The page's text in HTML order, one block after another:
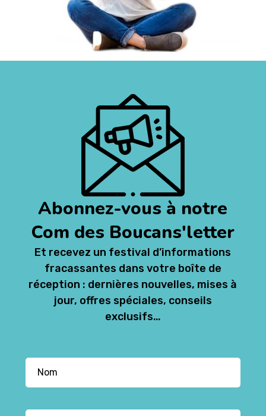
Abonnez-vous à notre
Com des Boucans'letter
Et recevez un festival d’informations
fracassantes dans votre boîte de
réception : dernières nouvelles, mises à
jour, offres spéciales, conseils
exclusifs…